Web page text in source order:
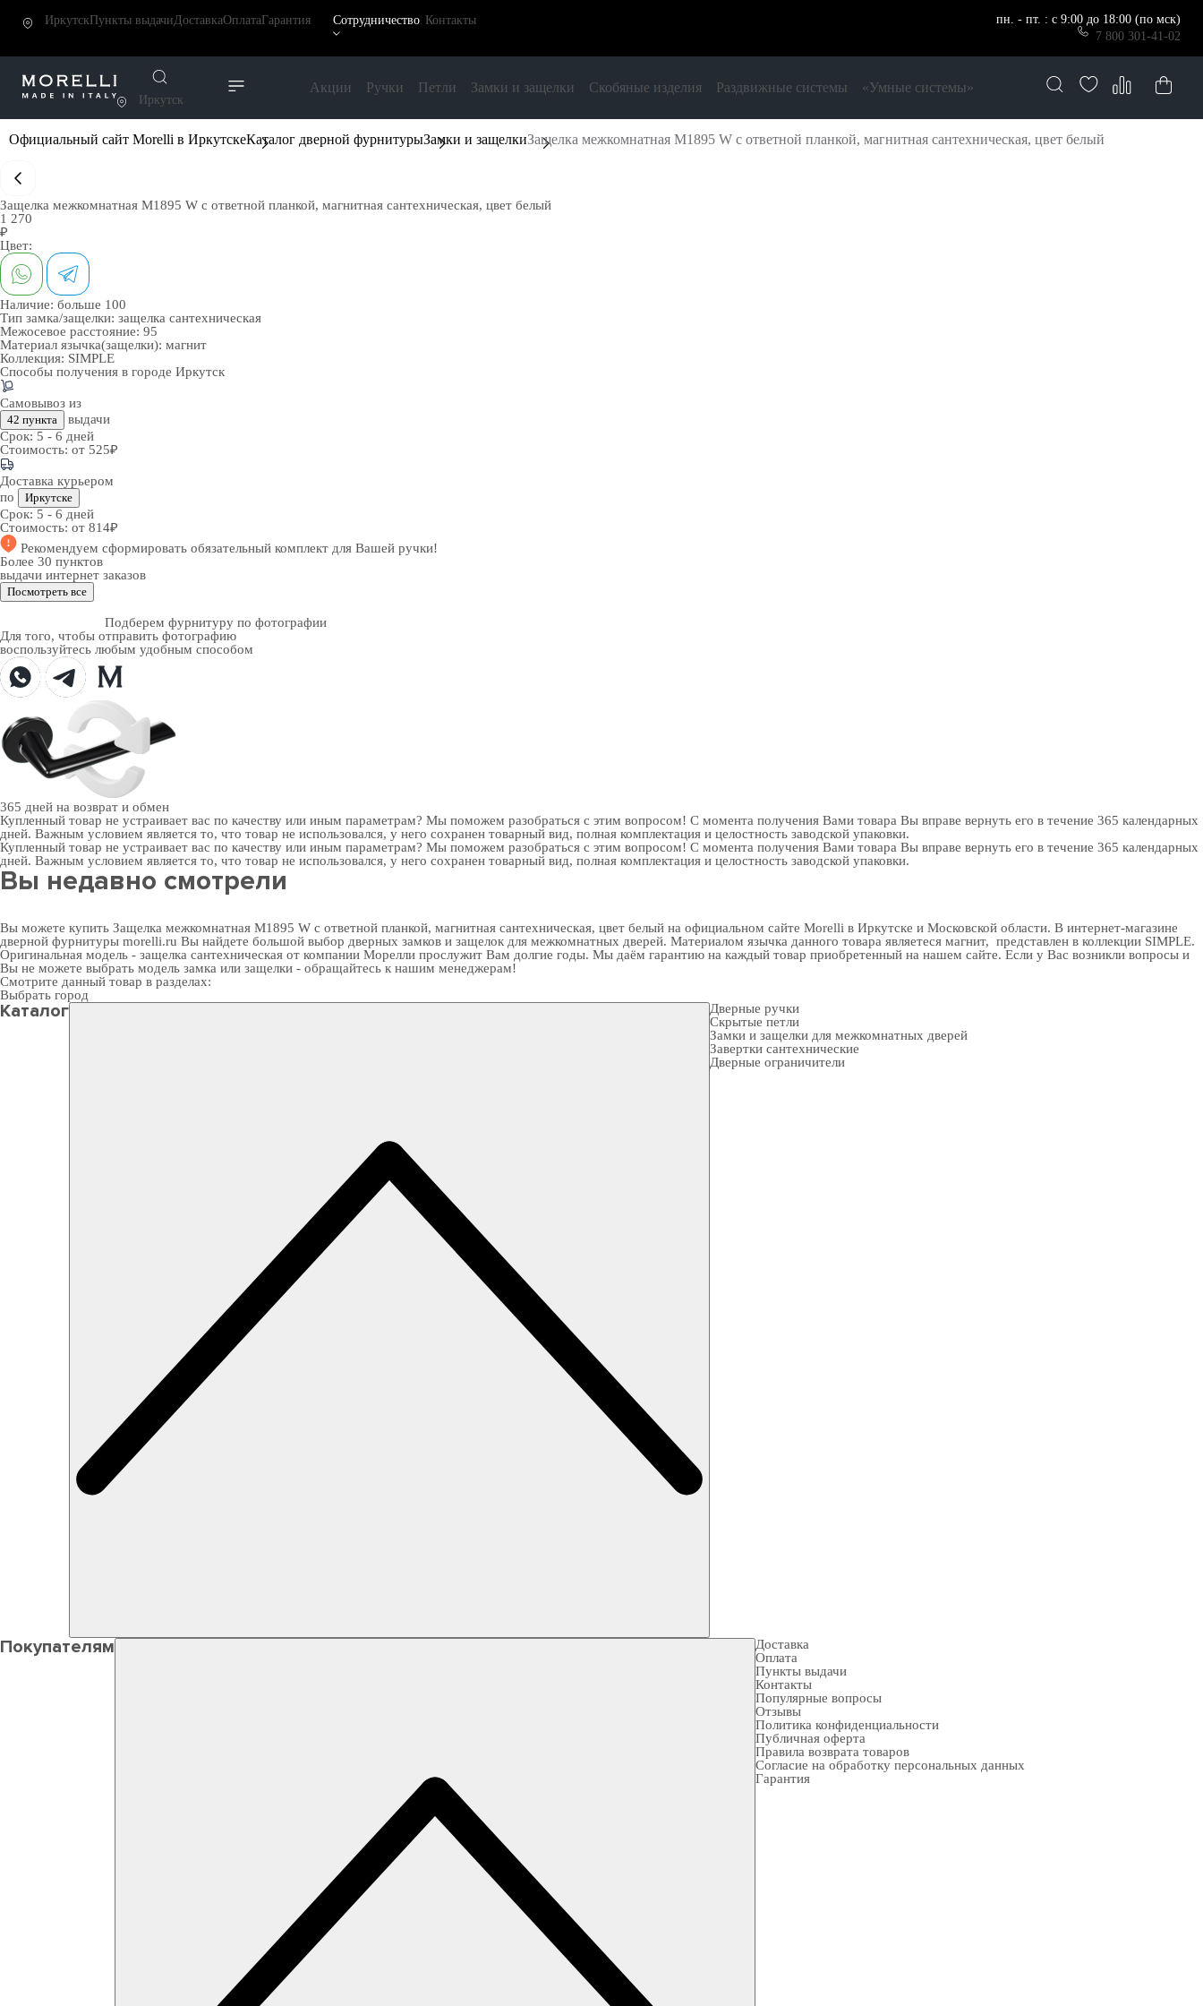
ИркутскПункты выдачиДоставкаОплатаГарантия Сотрудничество Контакты
пн. - пт. : с 9:00 до 18:00 (по мск)
7 800 301-41-02
Иркутск
Акции Ручки Петли Замки и защелки Скобяные изделия Раздвижные системы «Умные системы»
Официальный сайт Morelli в ИркутскеКаталог дверной фурнитурыЗамки и защелкиЗащелка межкомнатная M1895 W с ответной планкой, магнитная сантехническая, цвет белый
Защелка межкомнатная M1895 W с ответной планкой, магнитная сантехническая, цвет белый
1 270
₽
Цвет:
Наличие: больше 100
Тип замка/защелки: защелка сантехническая
Межосевое расстояние: 95
Материал язычка(защелки): магнит
Коллекция: SIMPLE
Способы получения в городе Иркутск
Самовывоз из
42 пункта
выдачи
Срок: 5 - 6 дней
Стоимость: от 525₽
Доставка курьером
по
Иркутске
Срок: 5 - 6 дней
Стоимость: от 814₽
Рекомендуем сформировать обязательный комплект для Вашей ручки!
Более 30 пунктов
выдачи интернет заказов
Посмотреть все
Подберем фурнитуру по фотографии
Для того, чтобы отправить фотографию
воспользуйтесь любым удобным способом
365 дней на возврат и обмен
Купленный товар не устраивает вас по качеству или иным параметрам? Мы поможем разобраться с этим вопросом! С момента получения Вами товара Вы вправе вернуть его в течение 365 календарных
дней. Важным условием является то, что товар не использовался, у него сохранен товарный вид, полная комплектация и целостность заводской упаковки.
Купленный товар не устраивает вас по качеству или иным параметрам? Мы поможем разобраться с этим вопросом! С момента получения Вами товара Вы вправе вернуть его в течение 365 календарных
дней. Важным условием является то, что товар не использовался, у него сохранен товарный вид, полная комплектация и целостность заводской упаковки.
Вы недавно смотрели
Вы можете купить Защелка межкомнатная M1895 W с ответной планкой, магнитная сантехническая, цвет белый на официальном сайте Morelli в Иркутске и Московской области. В интернет-магазине
дверной фурнитуры morelli.ru Вы найдете большой выбор дверных замков и защелок для межкомнатных дверей. Материалом язычка данного товара являетеся магнит, представлен в коллекции SIMPLE.
Оригинальная модель - защелка сантехническая от компании Морелли прослужит Вам долгие годы. Мы даём гарантию на каждый товар приобретенный на нашем сайте. Если у Вас возникли вопросы и
Вы не можете выбрать модель замка или защелки - обращайтесь к нашим менеджерам!
Смотрите данный товар в разделах:
Выбрать город
Каталог
Дверные ручки
Скрытые петли
Замки и защелки для межкомнатных дверей
Завертки сантехнические
Дверные ограничители
Покупателям
Доставка
Оплата
Пункты выдачи
Контакты
Популярные вопросы
Отзывы
Политика конфиденциальности
Публичная оферта
Правила возврата товаров
Согласие на обработку персональных данных
Гарантия